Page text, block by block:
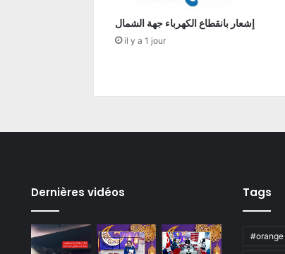
إشعار بانقطاع الكهرباء جهة الشمال
il y a 1 jour
Dernières vidéos Tags
#orange